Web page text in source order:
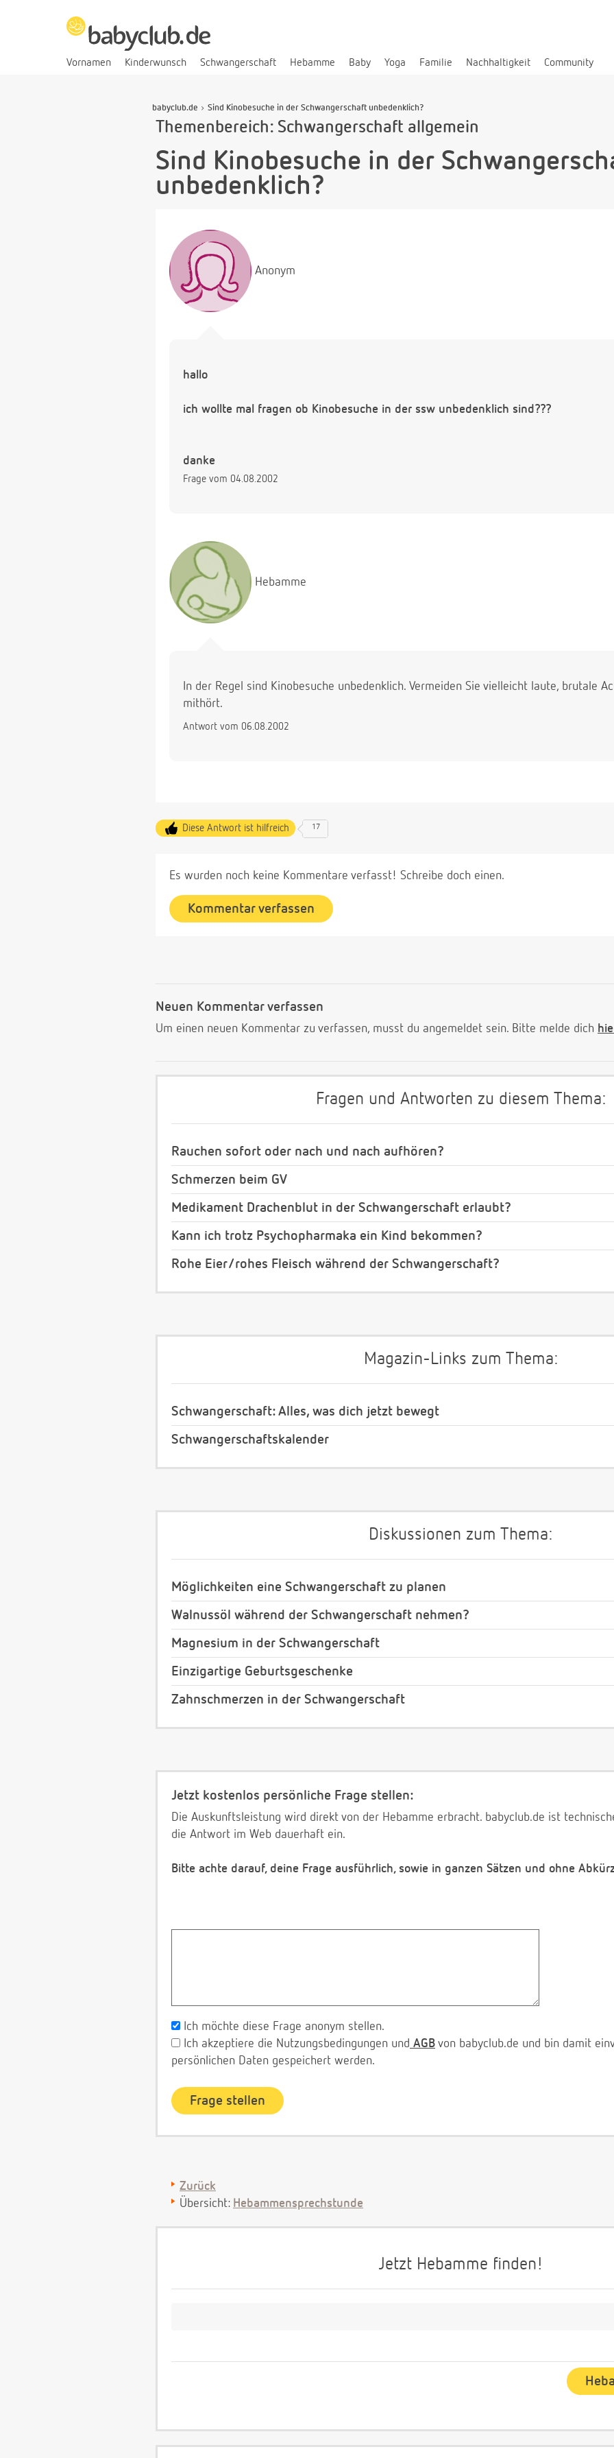
Vornamen Kinderwunsch Schwangerschaft Hebamme Baby Yoga Familie Nachhaltigkeit Community
babyclub.de Sind Kinobesuche in der Schwangerschaft unbedenklich?
Themenbereich: Schwangerschaft allgemein
Sind Kinobesuche in der
unbedenklich?
Anonym
hallo
ich wollte mal fragen ob Kinobesuche in der ssw unbedenklich sind???
danke
Frage vom 04.08.2002
Hebamme
In der Regel sind Kinobesuche unbedenklich. Vermeiden Sie vielleicht laute, brutale
mithört.
Antwort vom 06.08.2002
Diese Antwort ist hilfreich 17
Es wurden noch keine Kommentare verfasst! Schreibe doch einen.
Kommentar verfassen
Neuen Kommentar verfassen
Um einen neuen Kommentar zu verfassen, musst du angemeldet sein. Bitte melde dich
Fragen und Antworten zu diesem Thema:
Rauchen sofort oder nach und nach aufhören?
Schmerzen beim GV
Medikament Drachenblut in der Schwangerschaft erlaubt?
Kann ich trotz Psychopharmaka ein Kind bekommen?
Rohe Eier/rohes Fleisch während der Schwangerschaft?
Magazin-Links zum Thema:
Schwangerschaft: Alles, was dich jetzt bewegt
Schwangerschaftskalender
Diskussionen zum Thema:
Möglichkeiten eine Schwangerschaft zu planen
Walnussöl während der Schwangerschaft nehmen?
Magnesium in der Schwangerschaft
Einzigartige Geburtsgeschenke
Zahnschmerzen in der Schwangerschaft
Jetzt kostenlos persönliche Frage stellen:
Die Auskunftsleistung wird direkt von der Hebamme erbracht. babyclub.de ist
die Antwort im Web dauerhaft ein.
Bitte achte darauf, deine Frage ausführlich, sowie in ganzen Sätzen und ohne
Ich möchte diese Frage anonym stellen.
Ich akzeptiere die Nutzungsbedingungen und AGB von babyclub.de und bin damit
persönlichen Daten gespeichert werden.
Zurück
Übersicht: Hebammensprechstunde
Jetzt Hebamme finden!